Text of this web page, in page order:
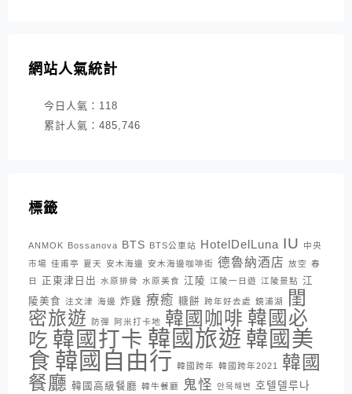
網站人氣統計
今日人氣： 118
累計人氣： 485,746
標籤
ANMOK Bossanova BTS BTS公車站 HotelDelLuna IU
中央
市場 佳甫亭 夏天 安木海邊 安木海邊咖啡街 德魯納酒店 放空 春
日
正東津日出 水原排骨 水原美食 江陵 江陵一日遊 江陵景點 江
陵美食 注文津 海邊 炸雞 療癒 糖餅 跨年好去處 鏡浦湖
閨
密旅遊
防彈 阿米打卡地 韓國咖啡 韓國必
吃 韓國打卡 韓國旅遊 韓國美
食 韓國自由行 韓國跨年 韓國跨年2021
韓國
餐廳 韓國高級餐廳 韓牛餐廳 鬼怪 안목해변 호텔델루나